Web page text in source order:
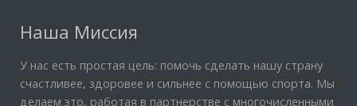
Наша Миссия
У нас есть простая цель: помочь сделать нашу страну
счастливее, здоровее и сильнее с помощью спорта. Мы
делаем это, работая в партнерстве с многочисленными